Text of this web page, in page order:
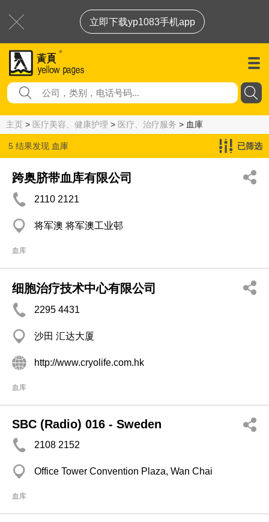
立即下载yp1083手机app
主页 > 医疗美容、健康护理 > 医疗、治疗服务 > 血庫
5 结果发现 血庫 已筛选
跨奥脐带血库有限公司
2110 2121
将军澳 将军澳工业邨
血库
细胞治疗技术中心有限公司
2295 4431
沙田 汇达大厦
http://www.cryolife.com.hk
血库
SBC (Radio) 016 - Sweden
2108 2152
Office Tower Convention Plaza, Wan Chai
血库